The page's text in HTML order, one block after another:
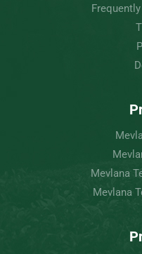
Mevlana
Mevlana